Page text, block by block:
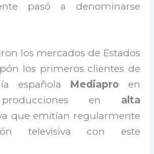
pasó a denominarse
los mercados de Estados
los primeros clientes de
española Mediapro en
en alta
que emitían regularmente
televisiva con este